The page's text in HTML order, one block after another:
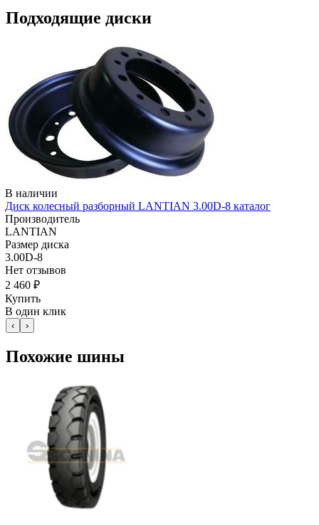
Подходящие диски
В наличии
Диск колесный разборный LANTIAN 3.00D-8 каталог
Производитель
LANTIAN
Размер диска
3.00D-8
Нет отзывов
2 460 ₽
Купить
В один клик
‹ ›
Похожие шины